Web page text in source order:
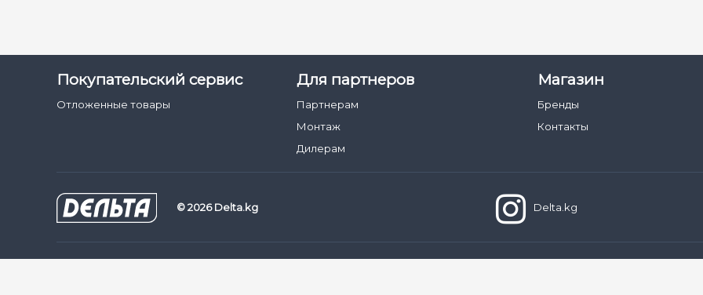
Покупательский сервис
Отложенные товары
Для партнеров
Партнерам
Монтаж
Дилерам
Магазин
Бренды
Контакты
© 2026 Delta.kg Delta.kg